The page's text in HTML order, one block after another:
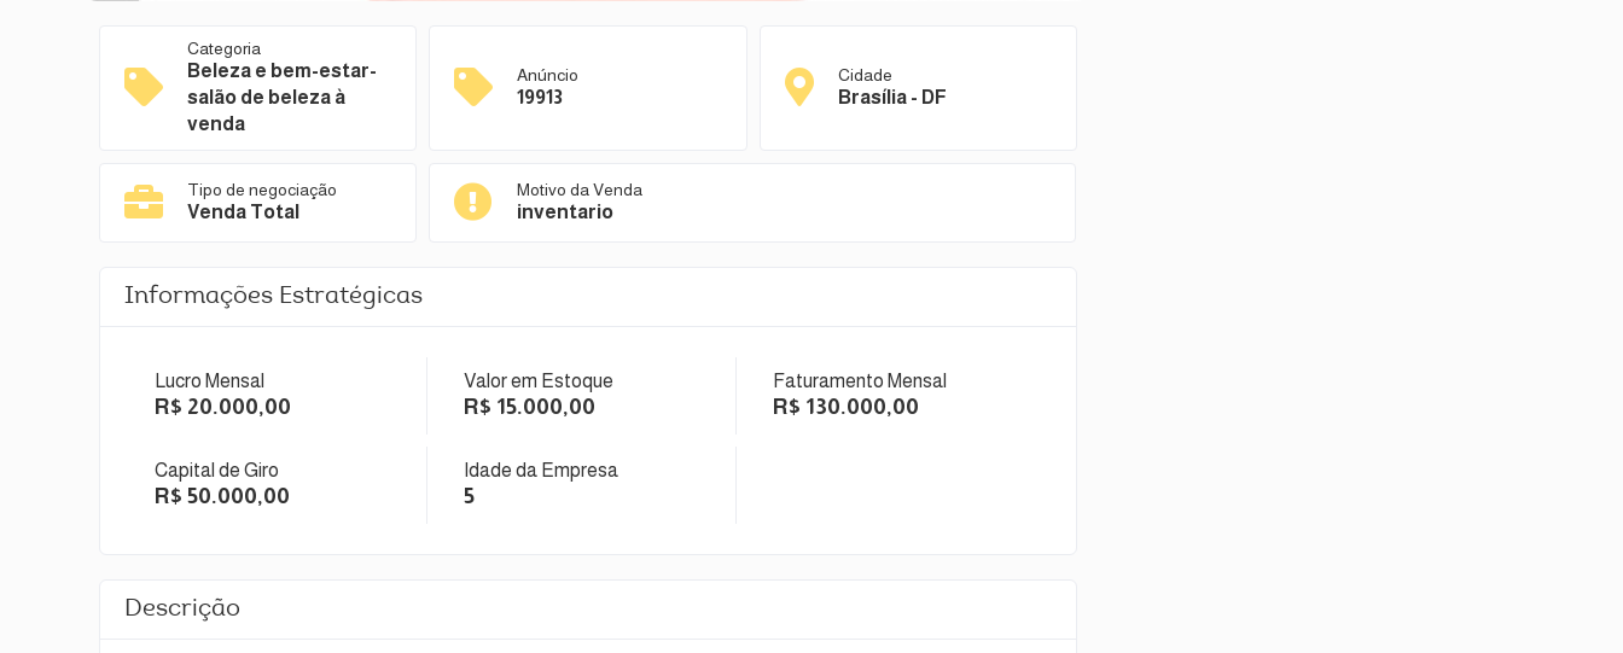
Categoria
Beleza e bem-estar-
salão de beleza à
venda
Anúncio
19913
Cidade
Brasília - DF
Tipo de negociação
Venda Total
Motivo da Venda
inventario
Informações Estratégicas
Lucro Mensal
R$ 20.000,00
Valor em Estoque
R$ 15.000,00
Faturamento Mensal
R$ 130.000,00
Capital de Giro
R$ 50.000,00
Idade da Empresa
5
Descrição